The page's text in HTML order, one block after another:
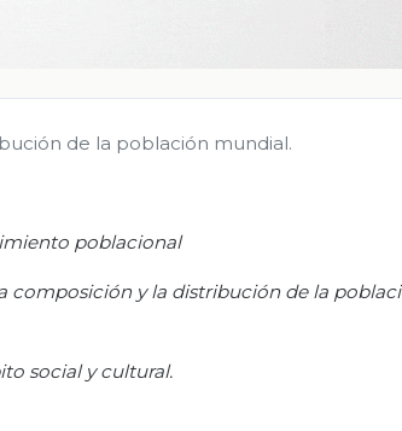
de la población mundial.
poblacional
composición y la distribución de la
social y cultural.